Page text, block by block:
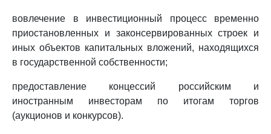
вовлечение в инвестиционный процесс временно
приостановленных и законсервированных строек и
иных объектов капитальных вложений, находящихся
в государственной собственности;
предоставление концессий российским и
иностранным инвесторам по итогам торгов
(аукционов и конкурсов).